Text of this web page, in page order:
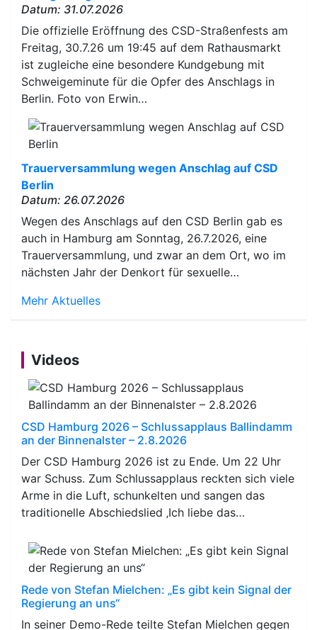
Datum: 31.07.2026
Die offizielle Eröffnung des CSD-Straßenfests am
Freitag, 30.7.26 um 19:45 auf dem Rathausmarkt
ist zugleiche eine besondere Kundgebung mit
Schweigeminute für die Opfer des Anschlags in
Berlin. Foto von Erwin…
Trauerversammlung wegen Anschlag auf CSD
Berlin
Datum: 26.07.2026
Wegen des Anschlags auf den CSD Berlin gab es
auch in Hamburg am Sonntag, 26.7.2026, eine
Trauerversammlung, und zwar an dem Ort, wo im
nächsten Jahr der Denkort für sexuelle…
Mehr Aktuelles
Videos
CSD Hamburg 2026 – Schlussapplaus Ballindamm
an der Binnenalster – 2.8.2026
Der CSD Hamburg 2026 ist zu Ende. Um 22 Uhr
war Schuss. Zum Schlussapplaus reckten sich viele
Arme in die Luft, schunkelten und sangen das
traditionelle Abschiedslied ‚Ich liebe das…
Rede von Stefan Mielchen: „Es gibt kein Signal der
Regierung an uns“
In seiner Demo-Rede teilte Stefan Mielchen gegen